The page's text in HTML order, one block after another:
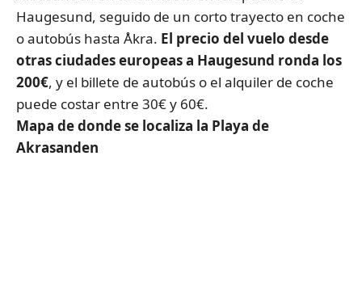
Haugesund, seguido de un corto trayecto en coche
o autobús hasta Åkra. El precio del vuelo desde
otras ciudades europeas a Haugesund ronda los
200€, y el billete de autobús o el alquiler de coche
puede costar entre 30€ y 60€.
Mapa de donde se localiza la Playa de
Akrasanden